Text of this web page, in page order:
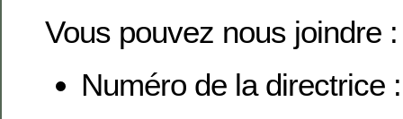
Vous pouvez nous joindre :
Numéro de la directrice